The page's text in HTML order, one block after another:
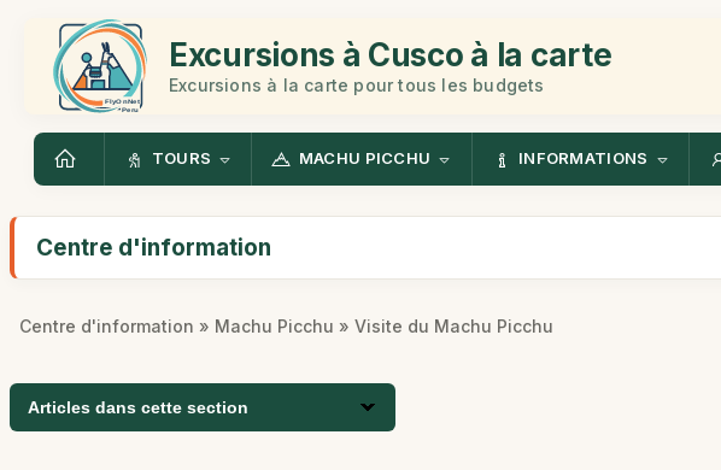
Excursions à Cusco à la carte
Excursions à la carte pour tous les budgets
TOURS MACHU PICCHU INFORMATIONS
Centre d'information
Centre d'information » Machu Picchu » Visite du Machu Picchu
Articles dans cette section